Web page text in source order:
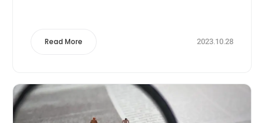
2023.10.28
Read More